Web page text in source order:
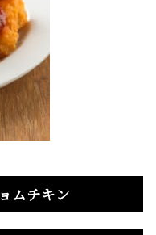
ムチキン